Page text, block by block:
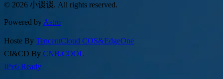
© 2026 小谈谈. All rights reserved.
Powered by Astro
Hoste By TencentCloud COS&EdgeOne
CI&CD By CNB.COOL
IPv6 Ready